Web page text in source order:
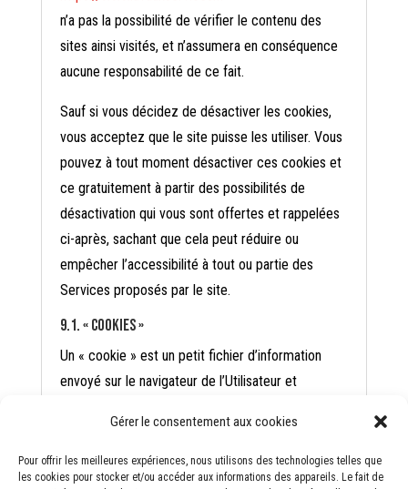
Gérer le consentement aux cookies
Pour offrir les meilleures expériences, nous utilisons des technologies telles que
les cookies pour stocker et/ou accéder aux informations des appareils. Le fait de
n’a pas la possibilité de vérifier le contenu des
sites ainsi visités, et n’assumera en conséquence
aucune responsabilité de ce fait.
Sauf si vous décidez de désactiver les cookies,
vous acceptez que le site puisse les utiliser. Vous
pouvez à tout moment désactiver ces cookies et
ce gratuitement à partir des possibilités de
désactivation qui vous sont offertes et rappelées
ci-après, sachant que cela peut réduire ou
empêcher l’accessibilité à tout ou partie des
Services proposés par le site.
9.1. « COOKIES »
Un « cookie » est un petit fichier d’information
envoyé sur le navigateur de l’Utilisateur et
ordinateur, smartphone), (ci-après « Cookies »). Ce
fichier comprend des informations telles que le
nom de domaine de l’Utilisateur, le fournisseur